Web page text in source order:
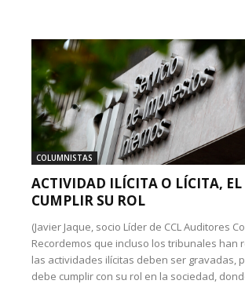
COLUMNISTAS
ACTIVIDAD ILÍCITA O LÍCITA, EL
CUMPLIR SU ROL
(Javier Jaque, socio Líder de CCL Auditores
Recordemos que incluso los tribunales han
las actividades ilícitas deben ser gravadas,
debe cumplir con su rol en la sociedad,